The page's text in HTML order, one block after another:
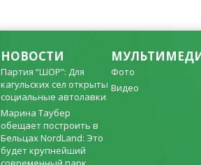
НОВОСТИ
Партия “ШОР”: Для
кагульских сел открыты
социальные автолавки
Марина Таубер
обещает построить в
Бельцах NordLand: Это
будет крупнейший
Фото
Видео